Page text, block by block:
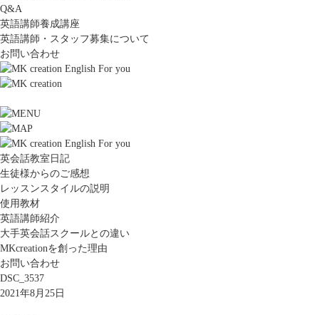
Q&A
英語講師養成講座
英語講師・スタッフ募集について
お問い合わせ
英会話教室日記
生徒様からのご感想
レッスンスタイルの説明
使用教材
英語講師紹介
大手英会話スクールとの違い
MKcreationを創った理由
お問い合わせ
DSC_3537
2021年8月25日